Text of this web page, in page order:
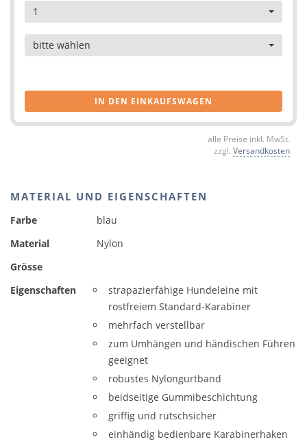
1
Artikel
bitte wählen
IN DEN EINKAUFSWAGEN
alle Preise inkl. MwSt.
zzgl. Versandkosten
MATERIAL UND EIGENSCHAFTEN
Farbe
blau
Material
Nylon
Grösse
Eigenschaften
strapazierfähige Hundeleine mit
rostfreiem Standard-Karabiner
mehrfach verstellbar
zum Umhängen und händischen Führen
geeignet
robustes Nylongurtband
beidseitige Gummibeschichtung
griffig und rutschsicher
einhändig bedienbare Karabinerhaken